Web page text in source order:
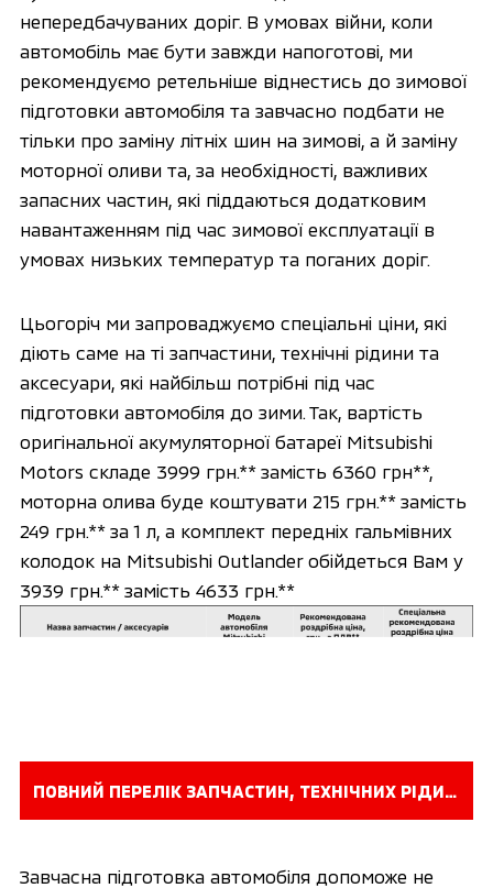
непередбачуваних доріг. В умовах війни, коли
автомобіль має бути завжди напоготові, ми
рекомендуємо ретельніше віднестись до зимової
підготовки автомобіля та завчасно подбати не
тільки про заміну літніх шин на зимові, а й заміну
моторної оливи та, за необхідності, важливих
запасних частин, які піддаються додатковим
навантаженням під час зимової експлуатації в
умовах низьких температур та поганих доріг.
Цьогоріч ми запроваджуємо спеціальні ціни, які
діють саме на ті запчастини, технічні рідини та
аксесуари, які найбільш потрібні під час
підготовки автомобіля до зими. Так, вартість
оригінальної акумуляторної батареї Mitsubishi
Motors складе 3999 грн.** замість 6360 грн**,
моторна олива буде коштувати 215 грн.** замість
249 грн.** за 1 л, а комплект передніх гальмівних
колодок на Mitsubishi Outlander обійдеться Вам у
3939 грн.** замість 4633 грн.**
ПОВНИЙ ПЕРЕЛІК ЗАПЧАСТИН, ТЕХНІЧНИХ РІДИН ТА АКСЕСУАРІВ З ВИГОДОЮ
Завчасна підготовка автомобіля допоможе не